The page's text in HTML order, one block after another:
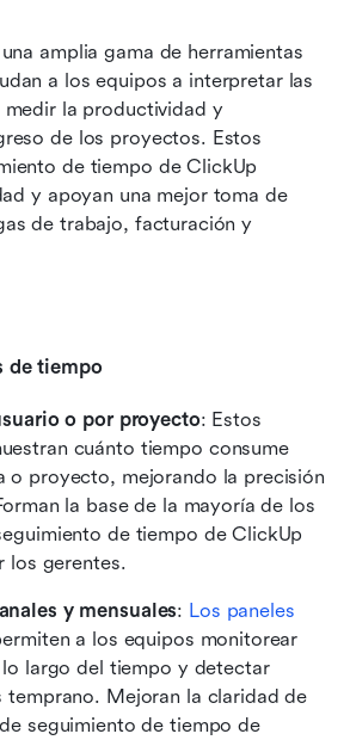
a los equipos a interpretar las
medir la productividad y
de los proyectos. Estos
de tiempo de ClickUp
y apoyan una mejor toma de
de trabajo, facturación y
de tiempo
o por proyecto: Estos
cuánto tiempo consume
o proyecto, mejorando la precisión
la base de la mayoría de los
de tiempo de ClickUp
los gerentes.
y mensuales: Los paneles
a los equipos monitorear
largo del tiempo y detectar
temprano. Mejoran la claridad de
seguimiento de tiempo de